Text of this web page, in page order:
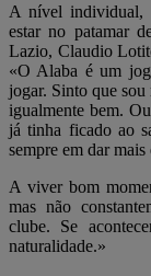
A nível individual,
estar no patamar
Lazio, Claudio
«O Alaba é um
jogar. Sinto que
igualmente bem.
já tinha ficado ao
sempre em dar
A viver bom
mas não
clube. Se
naturalidade.»